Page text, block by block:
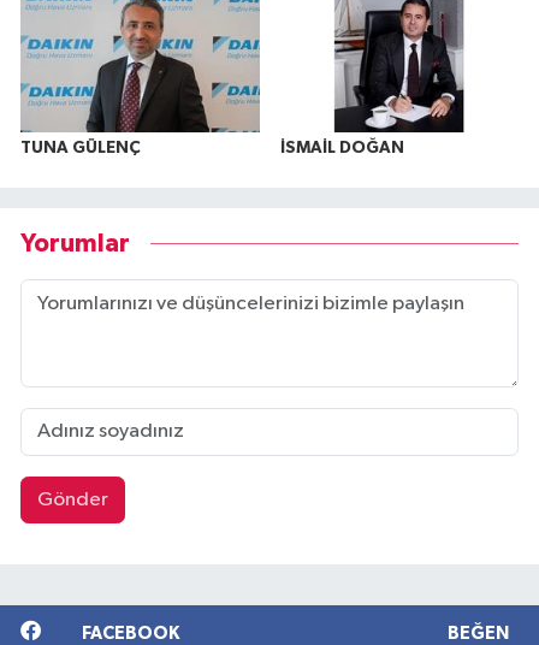
TUNA GÜLENÇ İSMAİL DOĞAN
Yorumlar
Gönder
FACEBOOK BEĞEN